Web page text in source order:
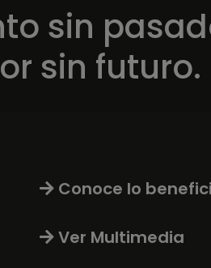
sin
sin futuro.
Conoce lo
Ver Multimedia